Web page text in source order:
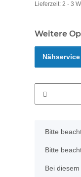
Lieferzeit: 2 - 3
Weitere
Nähservice
x
Bitte
Bitte
Bei